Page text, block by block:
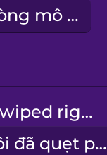
dòng mô tả
I swiped right
Tôi đã quẹt phải